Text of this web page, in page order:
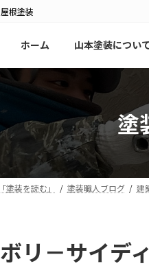
根塗装
ホーム 山本塗装につい
塗
塗装を読む」 塗装職人ブログ 建
リ－サイデ